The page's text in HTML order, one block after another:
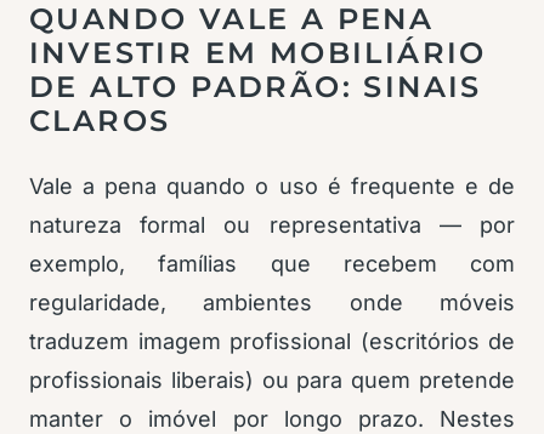
QUANDO VALE A PENA
INVESTIR EM MOBILIÁRIO
DE ALTO PADRÃO: SINAIS
CLAROS
Vale a pena quando o uso é frequente e de
natureza formal ou representativa — por
exemplo, famílias que recebem com
regularidade, ambientes onde móveis
traduzem imagem profissional (escritórios de
profissionais liberais) ou para quem pretende
manter o imóvel por longo prazo. Nestes